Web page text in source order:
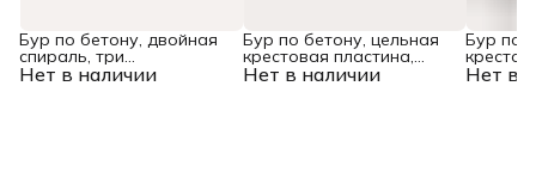
Нет в наличии
Бур по бетону, двойная
спираль, три
пылеотводящие кромки, Нет в наличии
Бур по бетону, цельная
крестовая пластина,
12x315 мм, SDS PLUS Нет в
Бур по
10x165